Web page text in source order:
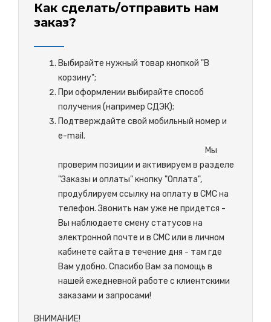
Как сделать/отправить нам
заказ?
Выбирайте нужный товар кнопкой "В
корзину";
При оформлении выбирайте способ
получения (например СДЭК);
Подтверждайте свой мобильный номер и
e-mail.
Мы
проверим позиции и активируем в разделе
"Заказы и оплаты" кнопку "Оплата",
продублируем ссылку на оплату в СМС на
телефон. Звонить нам уже не придется -
Вы наблюдаете смену статусов на
электронной почте и в СМС или в личном
кабинете сайта в течение дня - там где
Вам удобно. Спасибо Вам за помощь в
нашей ежедневной работе с клиентскими
заказами и запросами!
ВНИМАНИЕ!